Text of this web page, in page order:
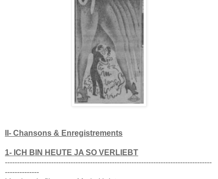
II- Chansons & Enregistrements
1- ICH BIN HEUTE JA SO VERLIEBT
-------------------------------------------------------------------------------------
--------------